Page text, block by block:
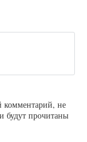
комментарий, не
прочитаны